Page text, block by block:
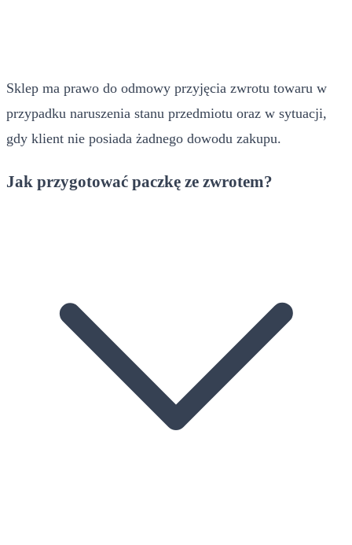
Sklep ma prawo do odmowy przyjęcia zwrotu towaru w
przypadku naruszenia stanu przedmiotu oraz w sytuacji,
gdy klient nie posiada żadnego dowodu zakupu.
Jak przygotować paczkę ze zwrotem?